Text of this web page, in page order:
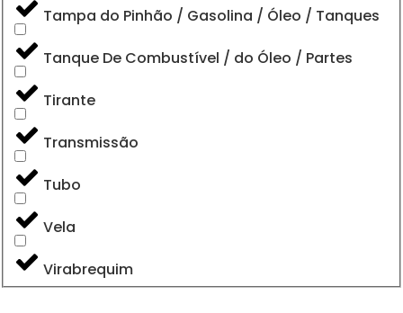
Tampa do Pinhão / Gasolina / Óleo / Tanques
Tanque De Combustível / do Óleo / Partes
Tirante
Transmissão
Tubo
Vela
Virabrequim